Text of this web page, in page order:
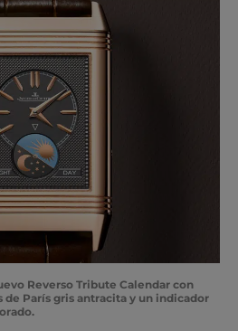
Reverso Tribute Calendar con
París gris antracita y un indicador